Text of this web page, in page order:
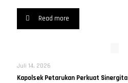
Read more
Juli 14, 2026
Kapolsek Petarukan Perkuat